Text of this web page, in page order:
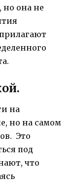
но она не
на
но на самом
Это
под
что